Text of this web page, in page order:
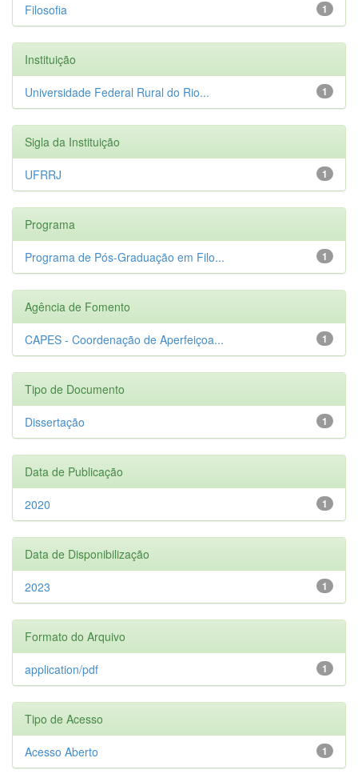
1
Filosofia
Instituição
1
Universidade Federal Rural do Rio...
Sigla da Instituição
1
UFRRJ
Programa
1
Programa de Pós-Graduação em Filo...
Agência de Fomento
1
CAPES - Coordenação de Aperfeiçoa...
Tipo de Documento
1
Dissertação
Data de Publicação
1
2020
Data de Disponibilização
1
2023
Formato do Arquivo
1
application/pdf
Tipo de Acesso
1
Acesso Aberto